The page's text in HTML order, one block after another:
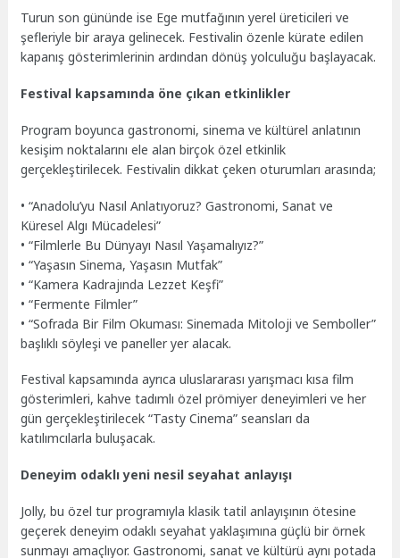
Turun son gününde ise Ege mutfağının yerel üreticileri ve
şefleriyle bir araya gelinecek. Festivalin özenle kürate edilen
kapanış gösterimlerinin ardından dönüş yolculuğu başlayacak.
Festival kapsamında öne çıkan etkinlikler
Program boyunca gastronomi, sinema ve kültürel anlatının
kesişim noktalarını ele alan birçok özel etkinlik
gerçekleştirilecek. Festivalin dikkat çeken oturumları arasında;
• “Anadolu’yu Nasıl Anlatıyoruz? Gastronomi, Sanat ve
Küresel Algı Mücadelesi”
• “Filmlerle Bu Dünyayı Nasıl Yaşamalıyız?”
• “Yaşasın Sinema, Yaşasın Mutfak”
• “Kamera Kadrajında Lezzet Keşfi”
• “Fermente Filmler”
• “Sofrada Bir Film Okuması: Sinemada Mitoloji ve Semboller”
başlıklı söyleşi ve paneller yer alacak.
Festival kapsamında ayrıca uluslararası yarışmacı kısa film
gösterimleri, kahve tadımlı özel prömiyer deneyimleri ve her
gün gerçekleştirilecek “Tasty Cinema” seansları da
katılımcılarla buluşacak.
Deneyim odaklı yeni nesil seyahat anlayışı
Jolly, bu özel tur programıyla klasik tatil anlayışının ötesine
geçerek deneyim odaklı seyahat yaklaşımına güçlü bir örnek
sunmayı amaçlıyor. Gastronomi, sanat ve kültürü aynı potada